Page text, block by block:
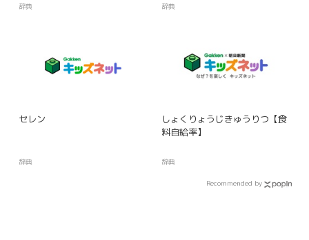
辞典 辞典
セレン
辞典
しょくりょうじきゅうりつ【食
料自給率】
辞典
Recommended by